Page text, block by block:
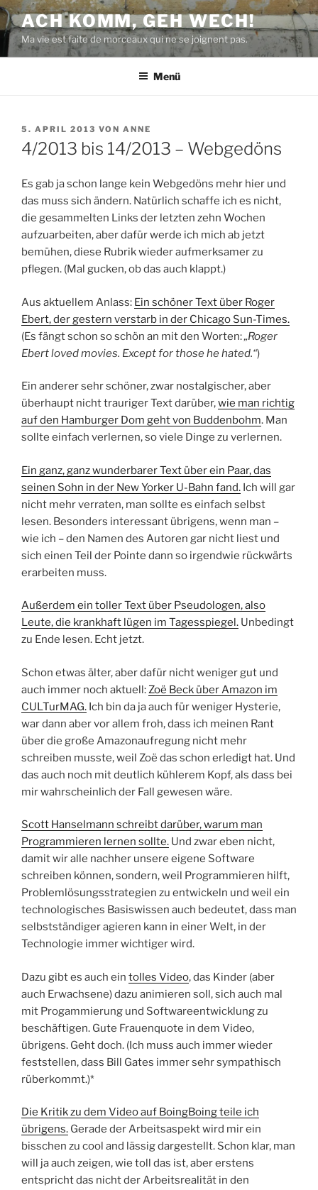
Zum
Inhalt
springen
ACH KOMM, GEH WECH!
Ma vie est faite de morceaux qui ne se joignent pas.
Menü
VERÖFFENTLICHT
AM
5. APRIL 2013 VON ANNE
4/2013 bis 14/2013 – Webgedöns
Es gab ja schon lange kein Webgedöns mehr hier und
das muss sich ändern. Natürlich schaffe ich es nicht,
die gesammelten Links der letzten zehn Wochen
aufzuarbeiten, aber dafür werde ich mich ab jetzt
bemühen, diese Rubrik wieder aufmerksamer zu
pflegen. (Mal gucken, ob das auch klappt.)
Aus aktuellem Anlass: Ein schöner Text über Roger
Ebert, der gestern verstarb in der Chicago Sun-Times.
(Es fängt schon so schön an mit den Worten:„Roger
Ebert loved movies. Except for those he hated.“)
Ein anderer sehr schöner, zwar nostalgischer, aber
überhaupt nicht trauriger Text darüber,wie man richtig
auf den Hamburger Dom geht von Buddenbohm. Man
sollte einfach verlernen, so viele Dinge zu verlernen.
Ein ganz, ganz wunderbarer Text über ein Paar, das
seinen Sohn in der New Yorker U-Bahn fand. Ich will gar
nicht mehr verraten, man sollte es einfach selbst
lesen. Besonders interessant übrigens, wenn man –
wie ich – den Namen des Autoren gar nicht liest und
sich einen Teil der Pointe dann so irgendwie rückwärts
erarbeiten muss.
Außerdem ein toller Text über Pseudologen, also
Leute, die krankhaft lügen im Tagesspiegel. Unbedingt
zu Ende lesen. Echt jetzt.
Schon etwas älter, aber dafür nicht weniger gut und
auch immer noch aktuell:Zoë Beck über Amazon im
CULTurMAG. Ich bin da ja auch für weniger Hysterie,
war dann aber vor allem froh, dass ich meinen Rant
über die große Amazonaufregung nicht mehr
schreiben musste, weil Zoë das schon erledigt hat. Und
das auch noch mit deutlich kühlerem Kopf, als dass bei
mir wahrscheinlich der Fall gewesen wäre.
Scott Hanselmann schreibt darüber, warum man
Programmieren lernen sollte. Und zwar eben nicht,
damit wir alle nachher unsere eigene Software
schreiben können, sondern, weil Programmieren hilft,
Problemlösungsstrategien zu entwickeln und weil ein
technologisches Basiswissen auch bedeutet, dass man
selbstständiger agieren kann in einer Welt, in der
Technologie immer wichtiger wird.
Dazu gibt es auch ein tolles Video, das Kinder (aber
auch Erwachsene) dazu animieren soll, sich auch mal
mit Progammierung und Softwareentwicklung zu
beschäftigen. Gute Frauenquote in dem Video,
übrigens. Geht doch. (Ich muss auch immer wieder
feststellen, dass Bill Gates immer sehr sympathisch
rüberkommt.)*
Die Kritik zu dem Video auf BoingBoing teile ich
übrigens. Gerade der Arbeitsaspekt wird mir ein
bisschen zu cool and lässig dargestellt. Schon klar, man
will ja auch zeigen, wie toll das ist, aber erstens
entspricht das nicht der Arbeitsrealität in den